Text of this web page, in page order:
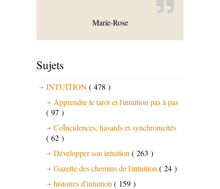
Marie-Rose
Sujets
INTUITION( 478 )
Apprendre le tarot et l'intuition pas à pas
( 97 )
CoÏncidences, hasards et synchronicités
( 62 )
Développer son intuition( 263 )
Gazette des chemins de l'intuition( 24 )
histoires d'intuition( 159 )